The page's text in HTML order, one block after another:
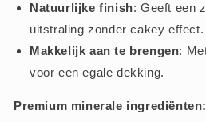
Natuurlijke finish: Geeft een
uitstraling zonder cakey effect.
Makkelijk aan te brengen:
voor een egale dekking.
Premium minerale ingrediënten: